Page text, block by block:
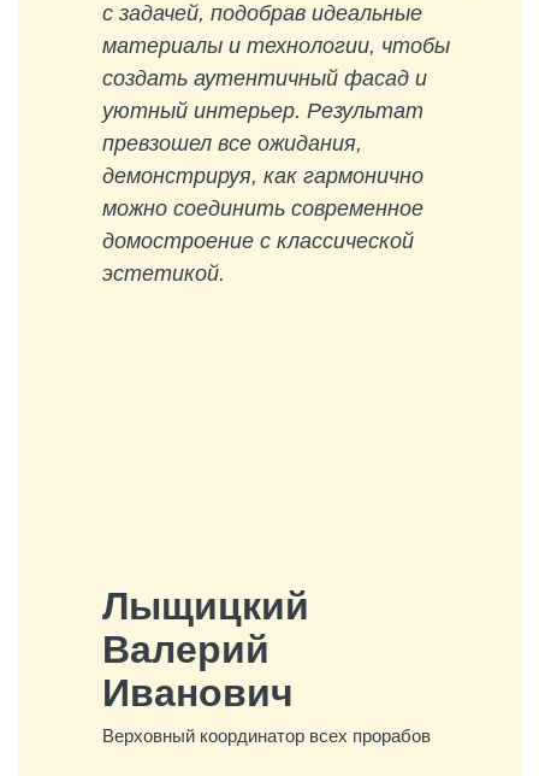
с задачей, подобрав идеальные
материалы и технологии, чтобы
создать аутентичный фасад и
уютный интерьер. Результат
превзошел все ожидания,
демонстрируя, как гармонично
можно соединить современное
домостроение с классической
эстетикой.
Лыщицкий
Валерий
Иванович
Верховный координатор всех прорабов